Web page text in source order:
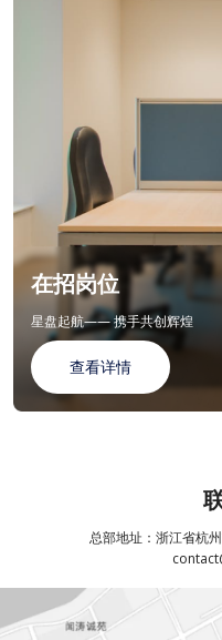
在招岗位
星盘起航—— 携手共创辉煌
查看详情
总部地址：浙江省杭